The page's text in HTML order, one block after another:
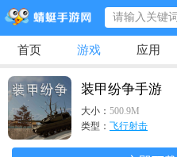
首页 游戏 应用
专题
装甲纷争手游
大小： 500.9M
类型： 飞行射击